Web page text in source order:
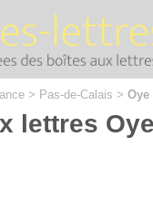
> Pas-de-Calais > Oye
lettres